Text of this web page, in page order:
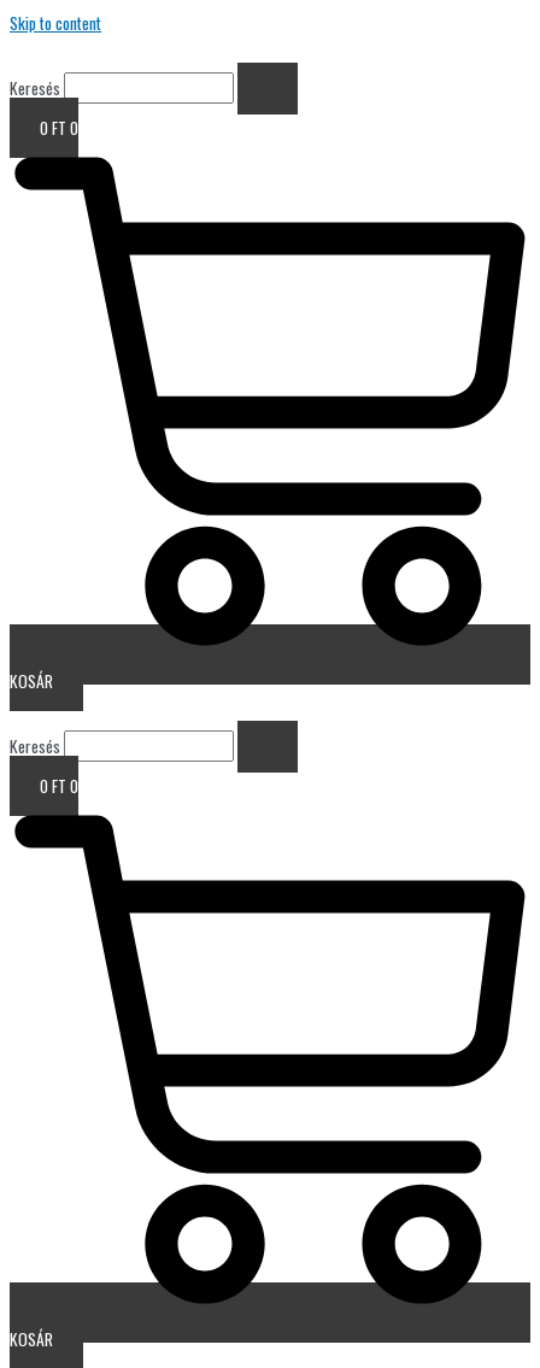
Skip to content
Keresés
0FT 0
KOSÁR
Keresés
0FT 0
KOSÁR